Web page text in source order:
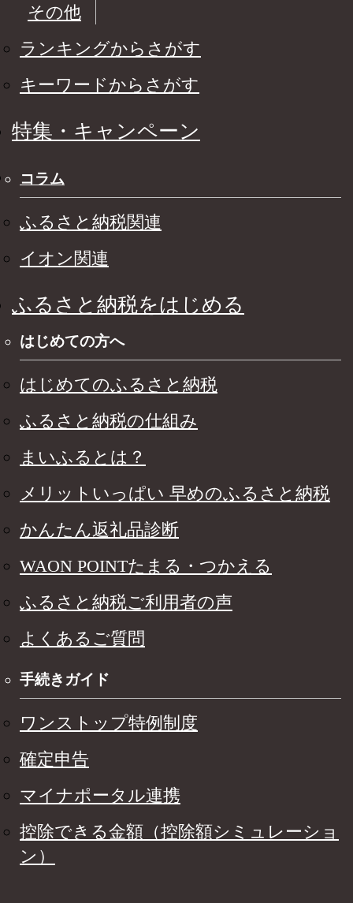
その他
ランキングからさがす
キーワードからさがす
特集・キャンペーン
コラム
ふるさと納税関連
イオン関連
ふるさと納税をはじめる
はじめての方へ
はじめてのふるさと納税
ふるさと納税の仕組み
まいふるとは？
メリットいっぱい 早めのふるさと納税
かんたん返礼品診断
WAON POINTたまる・つかえる
ふるさと納税ご利用者の声
よくあるご質問
手続きガイド
ワンストップ特例制度
確定申告
マイナポータル連携
控除できる金額（控除額シミュレーショ
ン）